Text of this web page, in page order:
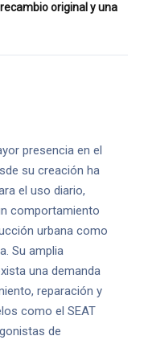
original y una
presencia en el
su creación ha
el uso diario,
comportamiento
urbana como
Su amplia
una demanda
reparación y
como el SEAT
de